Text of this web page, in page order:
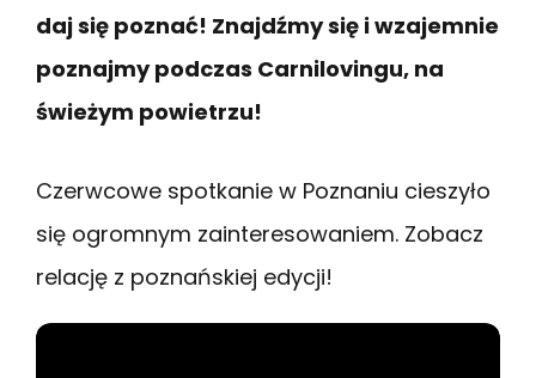
daj się poznać! Znajdźmy się i wzajemnie
poznajmy podczas Carnilovingu, na
świeżym powietrzu!
Czerwcowe spotkanie w Poznaniu cieszyło
się ogromnym zainteresowaniem. Zobacz
relację z poznańskiej edycji!